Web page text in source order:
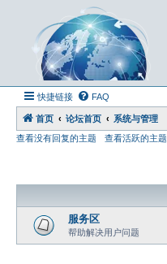
快捷链接 FAQ
首页 论坛首页
系统与管理
查看没有回复的主题
查看活跃的主题
服务区
帮助解决用户问题